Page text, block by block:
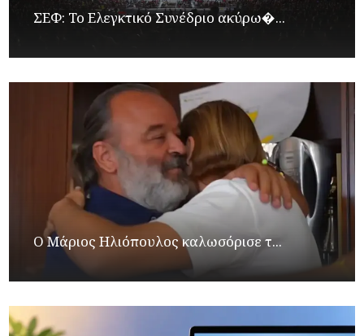
ΣΕΦ: Το Ελεγκτικό Συνέδριο ακύρω�...
Ο Μάριος Ηλιόπουλος καλωσόρισε τ...